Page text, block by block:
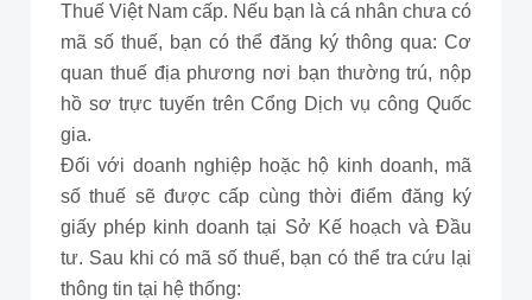
Thuế Việt Nam cấp. Nếu bạn là cá nhân chưa có
mã số thuế, bạn có thể đăng ký thông qua: Cơ
quan thuế địa phương nơi bạn thường trú, nộp
hồ sơ trực tuyến trên Cổng Dịch vụ công Quốc
gia.
Đối với doanh nghiệp hoặc hộ kinh doanh, mã
số thuế sẽ được cấp cùng thời điểm đăng ký
giấy phép kinh doanh tại Sở Kế hoạch và Đầu
tư. Sau khi có mã số thuế, bạn có thể tra cứu lại
thông tin tại hệ thống: